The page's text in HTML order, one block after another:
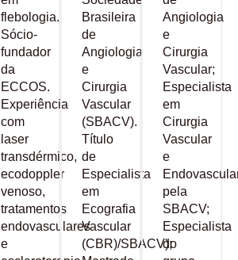
flebologia.
Sócio-
fundador
da
ECCOS.
Experiência
com
laser
transdérmico,
ecodoppler
venoso,
tratamentos
endovasculares
e
Brasileira
de
Angiologia
e
Cirurgia
Vascular
(SBACV).
Título
de
Especialista
em
Ecografia
Vascular
(CBR)/SBACV);
Angiologia
e
Cirurgia
Vascular;
Especialista
em
Cirurgia
Vascular
e
pela
SBACV;
Especialista
do